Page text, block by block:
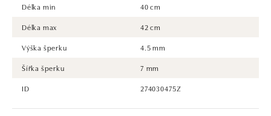
Délka min
40 cm
Délka max
42 cm
Výška šperku
4.5 mm
Šířka šperku
7 mm
ID
274030475Z